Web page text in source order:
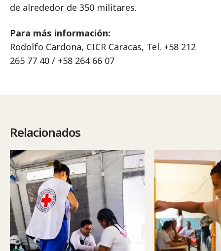
de alrededor de 350 militares.
Para más información:
Rodolfo Cardona, CICR Caracas, Tel. +58 212
265 77 40 / +58 264 66 07
Relacionados